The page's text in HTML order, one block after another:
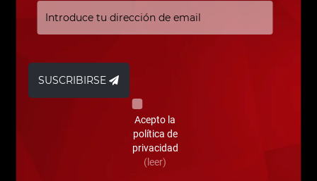
SUSCRIBIRSE
Acepto la
política de
privacidad
(leer)